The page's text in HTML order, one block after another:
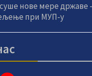
нове мере државе
при МУП-у